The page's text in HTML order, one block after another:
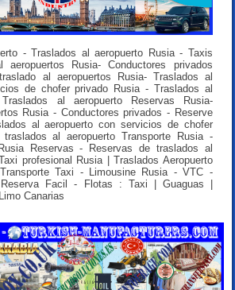
- Traslados al aeropuerto Rusia - Taxis
aeropuertos Rusia- Conductores privados
al aeropuertos Rusia- Traslados al
de chofer privado Rusia - Traslados al
al aeropuerto Reservas Rusia-
Rusia - Conductores privados - Reserve
al aeropuerto con servicios de chofer
al aeropuerto Transporte Rusia -
Reservas - Reservas de traslados al
profesional Rusia | Traslados Aeropuerto
Taxi - Limousine Rusia - VTC -
Facil - Flotas : Taxi | Guaguas |
Canarias